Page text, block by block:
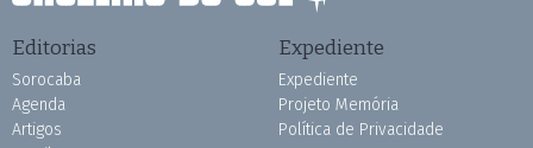
Editorias
Sorocaba
Agenda
Artigos
Expediente
Expediente
Projeto Memória
Política de Privacidade